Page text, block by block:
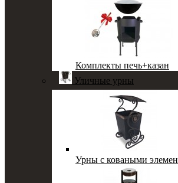
Комплекты печь+казан
Уличные урны
Урны с коваными